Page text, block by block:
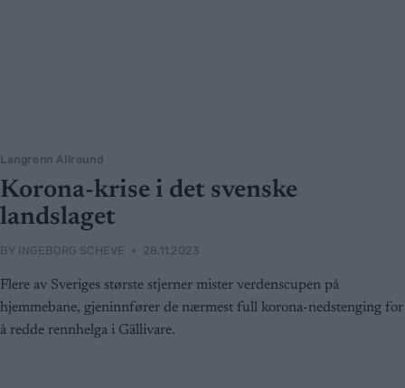
Langrenn Allround
Korona-krise i det svenske
landslaget
BY INGEBORG SCHEVE 28.11.2023
Flere av Sveriges største stjerner mister verdenscupen på
hjemmebane, gjeninnfører de nærmest full korona-nedstenging for
å redde rennhelga i Gällivare.